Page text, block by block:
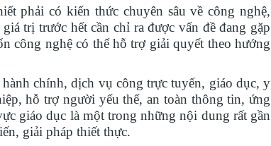
phải có kiến thức chuyên sâu về công nghệ,
trị trước hết cần chỉ ra được vấn đề đang gặp
công nghệ có thể hỗ trợ giải quyết theo hướng
chính, dịch vụ công trực tuyến, giáo dục, y
hỗ trợ người yếu thế, an toàn thông tin, ứng
giáo dục là một trong những nội dung rất gần
giải pháp thiết thực.